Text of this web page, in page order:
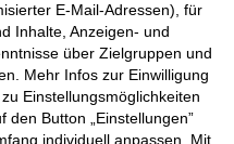
vorbehalten.
E-Mail-Adressen), für
Inhalte, Anzeigen- und
über Zielgruppen und
Mehr Infos zur Einwilligung
Einstellungsmöglichkeiten
den Button „Einstellungen”
individuell anpassen. Mit